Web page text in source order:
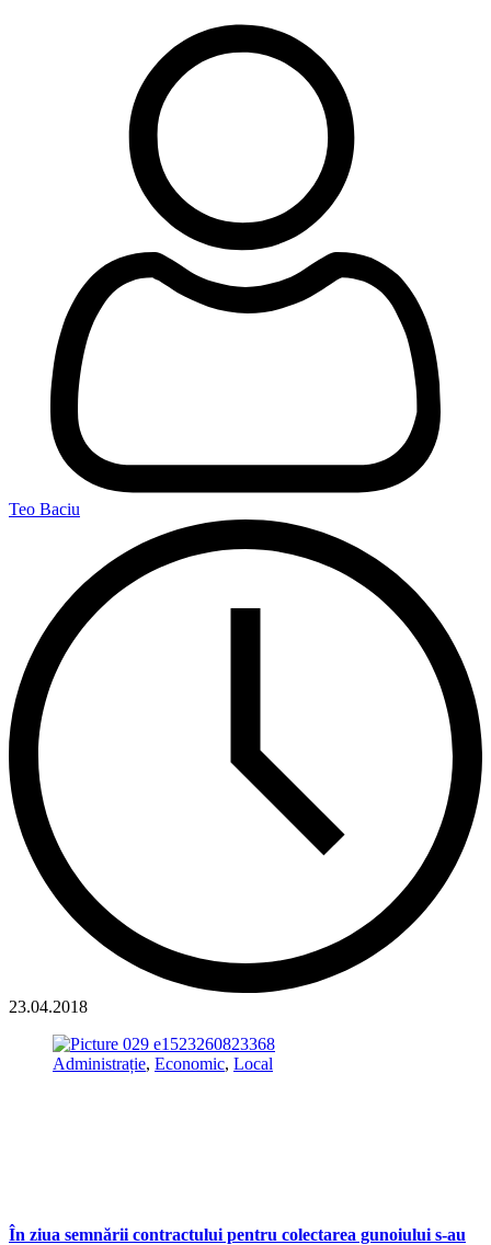
Teo Baciu
23.04.2018
Administrație, Economic, Local
În ziua semnării contractului pentru colectarea gunoiului s-au